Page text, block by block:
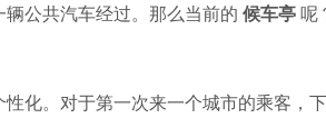
公共汽车经过。那么当前的 候车亭 呢
化。对于第一次来一个城市的乘客，